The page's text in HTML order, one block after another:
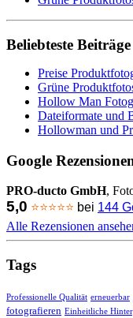
Beliebteste Beiträge
Preise
Grüne
Hollow Man
Dateiformate und
Hollowman und
Google
PRO-ducto GmbH,
5,0 ⭐⭐⭐⭐⭐ bei 144
Alle Rezensionen
Tags
Professionelle Qualität erneuerbar
fotografieren Einheitliche